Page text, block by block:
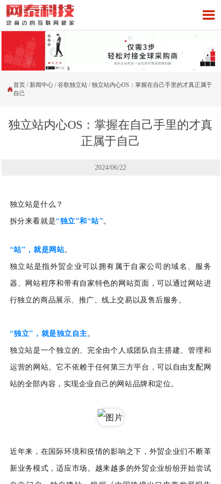


首页 / 新闻中心 /谷歌独立站 /独立站内心OS：掌握在自己手里的才真正属于
自己
独立站内心OS：掌握在自己手里的才真
正属于自己
2024/06/22
独立站是什么？
拆分来看就是“独立”和“站”。
“站”，就是网站。
独立站是指外贸企业可以拥有属于自家公司的域名、服务
器、网站程序和带有自家特色的网站页面，可以通过网站进
行独立的商品展示、推广、线上交易以及售后服务。
“独立”，就是独立自主。
独立站是一个独立的、完全由个人或团队自主搭建、管理和
运营的网站。它不依赖于任何第三方平台，可以自由支配网
站的全部内容，实现企业自己的网站品牌和定位。
近年来，在国际环境和疫情的影响之下，外贸企业们不断革
新业务模式，适应市场。越来越多的外贸企业纷纷开始尝试